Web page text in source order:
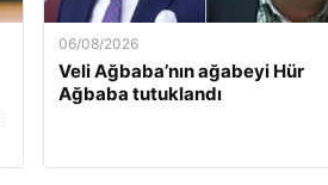
06/08/2026
Veli Ağbaba’nın ağabeyi Hür
Ağbaba tutuklandı